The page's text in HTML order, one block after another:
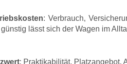
: Verbrauch,
lässt sich der Wagen im
: Praktikabilität, Platzangebot,